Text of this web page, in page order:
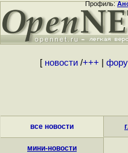
Профиль:
[ новости/+++
все новости
мини-новости